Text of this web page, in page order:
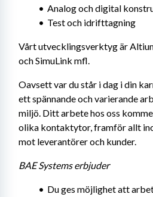
Analog och digital
Test och idrifttagning
Vårt utvecklingsverktyg är
och SimuLink mfl.
Oavsett var du står i dag i din
ett spännande och varierande
miljö. Ditt arbete hos oss
olika kontaktytor, framför allt
mot leverantörer och kunder.
BAE Systems erbjuder
Du ges möjlighet att